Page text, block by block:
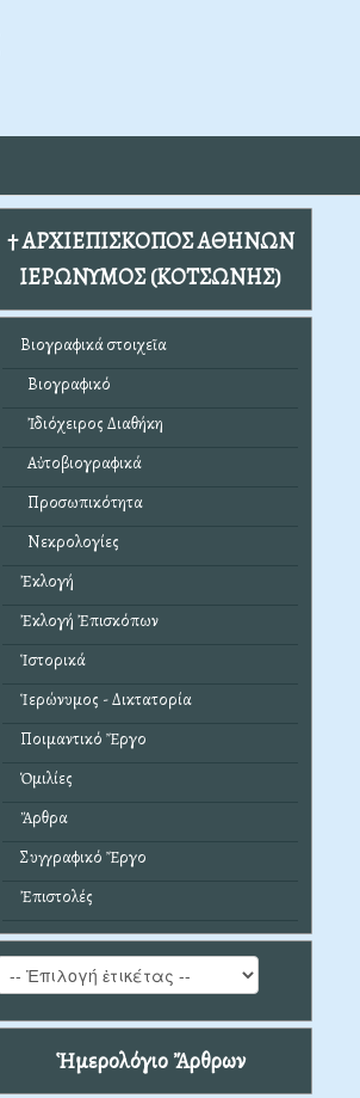
† ΑΡΧΙΕΠΙΣΚΟΠΟΣ ΑΘΗΝΩΝ
ΙΕΡΩΝΥΜΟΣ (ΚΟΤΣΩΝΗΣ)
Βιογραφικά στοιχεῖα
Βιογραφικό
Ἰδιόχειρος Διαθήκη
Αὐτοβιογραφικά
Προσωπικότητα
Νεκρολογίες
Ἐκλογή
Ἐκλογή Ἐπισκόπων
Ἱστορικά
Ἱερώνυμος - Δικτατορία
Ποιμαντικό Ἔργο
Ὁμιλίες
Ἄρθρα
Συγγραφικό Ἔργο
Ἐπιστολές
Ἡμερολόγιο Ἄρθρων